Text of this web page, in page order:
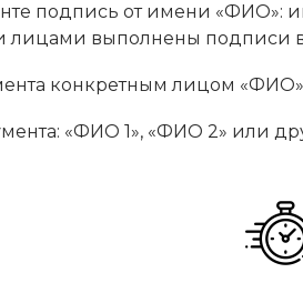
подпись от имени «ФИО»:
выполнены подписи в
конкретным лицом
«ФИО 1», «ФИО 2» или